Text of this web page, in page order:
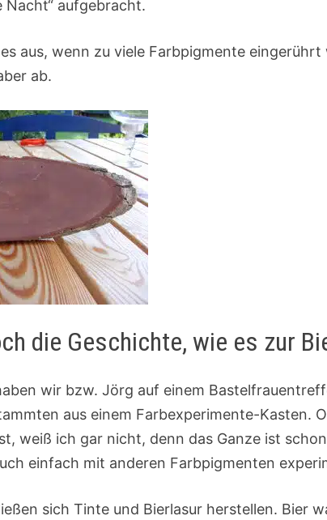
Nacht“ aufgebracht.
aus, wenn zu viele Farbpigmente
ab.
die Geschichte, wie es zur
wir bzw. Jörg auf einem
aus einem Farbexperimente-Kasten.
weiß ich gar nicht, denn das Ganze ist
einfach mit anderen Farbpigmenten
sich Tinte und Bierlasur herstellen. Bier